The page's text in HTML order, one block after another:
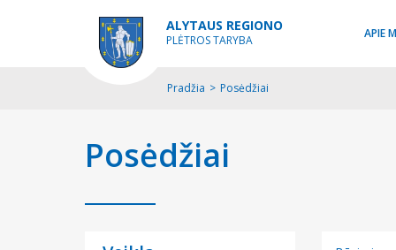
ALYTAUS REGIONO
PLĖTROS TARYBA APIE
Pradžia > Posėdžiai
Posėdžiai